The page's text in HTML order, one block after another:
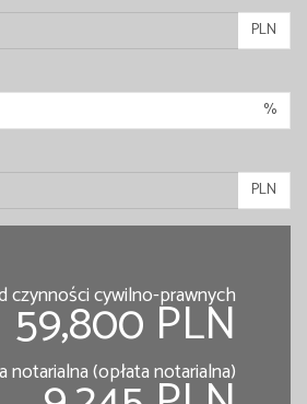
PLN
%
PLN
czynności cywilno-prawnych
59,800 PLN
notarialna (opłata notarialna)